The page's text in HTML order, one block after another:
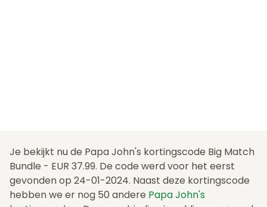
Je bekijkt nu de Papa John's kortingscode Big Match
Bundle - EUR 37.99. De code werd voor het eerst
gevonden op 24-01-2024. Naast deze kortingscode
hebben we er nog 50 andere Papa John's